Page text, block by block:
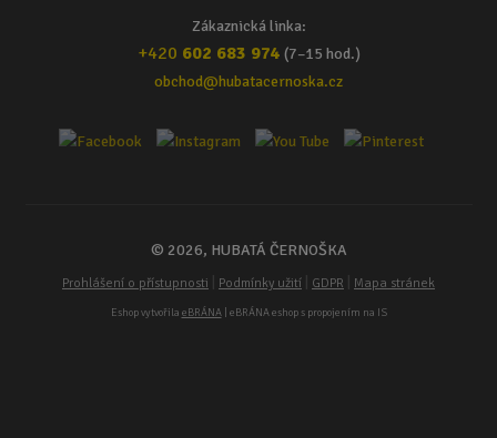
Zákaznická linka:
+420 602 683 974 (7–15 hod.)
obchod@hubatacernoska.cz
© 2026, HUBATÁ ČERNOŠKA
Prohlášení o přístupnosti Podmínky užití GDPR Mapa stránek
Eshop vytvořila eBRÁNA| eBRÁNA eshop s propojením na IS